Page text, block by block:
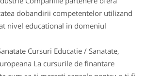
dobandirii competentelor utilizand
nivel educational in domeniul
Cursuri Educatie / Sanatate,
La cursurile de finantare